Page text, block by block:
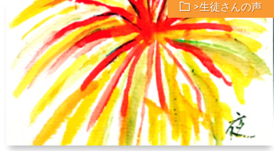
>生徒さんの声